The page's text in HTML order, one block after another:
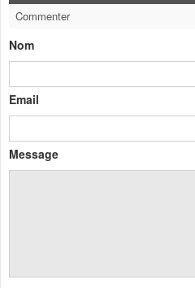
Commenter
Nom
Email
Message